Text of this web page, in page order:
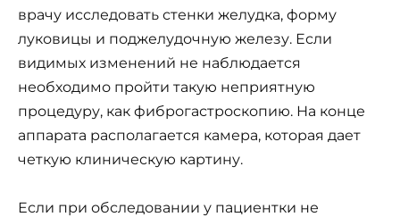
врачу исследовать стенки желудка, форму
луковицы и поджелудочную железу. Если
видимых изменений не наблюдается
необходимо пройти такую неприятную
процедуру, как фиброгастроскопию. На конце
аппарата располагается камера, которая дает
четкую клиническую картину.
Если при обследовании у пациентки не